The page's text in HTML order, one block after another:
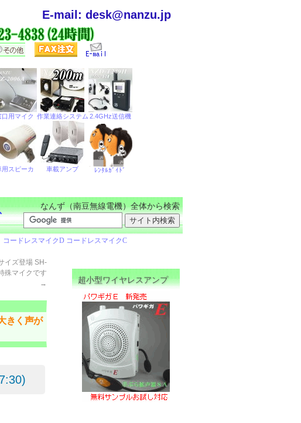
E-mail: desk@nanzu.jp
なんず（南豆無線電機）全体から検索
イズ登場 SH-
殊マイクです
→
きく声が
超小型ワイヤレスアンプ